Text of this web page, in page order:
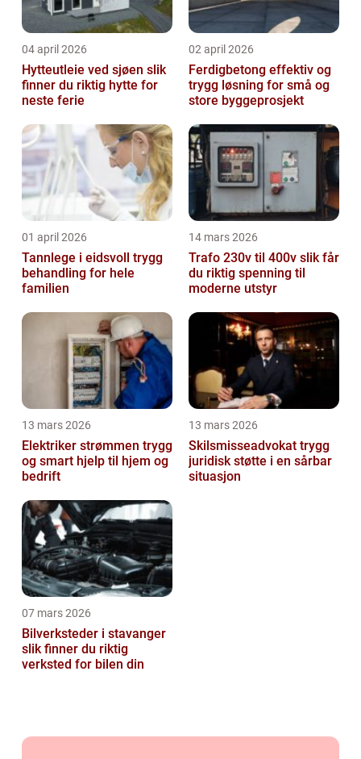
04 april 2026
Hytteutleie ved sjøen slik
finner du riktig hytte for
neste ferie
02 april 2026
Ferdigbetong effektiv og
trygg løsning for små og
store byggeprosjekt
01 april 2026
Tannlege i eidsvoll trygg
behandling for hele
familien
14 mars 2026
Trafo 230v til 400v slik får
du riktig spenning til
moderne utstyr
13 mars 2026
Elektriker strømmen trygg
og smart hjelp til hjem og
bedrift
13 mars 2026
Skilsmisseadvokat trygg
juridisk støtte i en sårbar
situasjon
07 mars 2026
Bilverksteder i stavanger
slik finner du riktig
verksted for bilen din